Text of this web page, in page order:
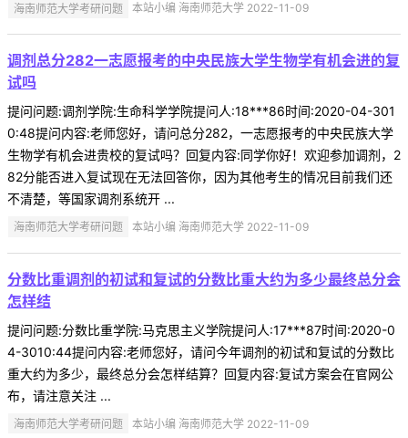
海南师范大学考研问题 本站小编 海南师范大学 2022-11-09
调剂总分282一志愿报考的中央民族大学生物学有机会进的复
试吗
提问问题:调剂学院:生命科学学院提问人:18***86时间:2020-04-301
0:48提问内容:老师您好，请问总分282，一志愿报考的中央民族大学
生物学有机会进贵校的复试吗？回复内容:同学你好！欢迎参加调剂，2
82分能否进入复试现在无法回答你，因为其他考生的情况目前我们还
不清楚，等国家调剂系统开 ...
海南师范大学考研问题 本站小编 海南师范大学 2022-11-09
分数比重调剂的初试和复试的分数比重大约为多少最终总分会
怎样结
提问问题:分数比重学院:马克思主义学院提问人:17***87时间:2020-0
4-3010:44提问内容:老师您好，请问今年调剂的初试和复试的分数比
重大约为多少，最终总分会怎样结算？回复内容:复试方案会在官网公
布，请注意关注 ...
海南师范大学考研问题 本站小编 海南师范大学 2022-11-09